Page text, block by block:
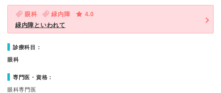
眼科 緑内障
4.0
緑内障といわれて
診療科目：
眼科
専門医・資格：
眼科専門医